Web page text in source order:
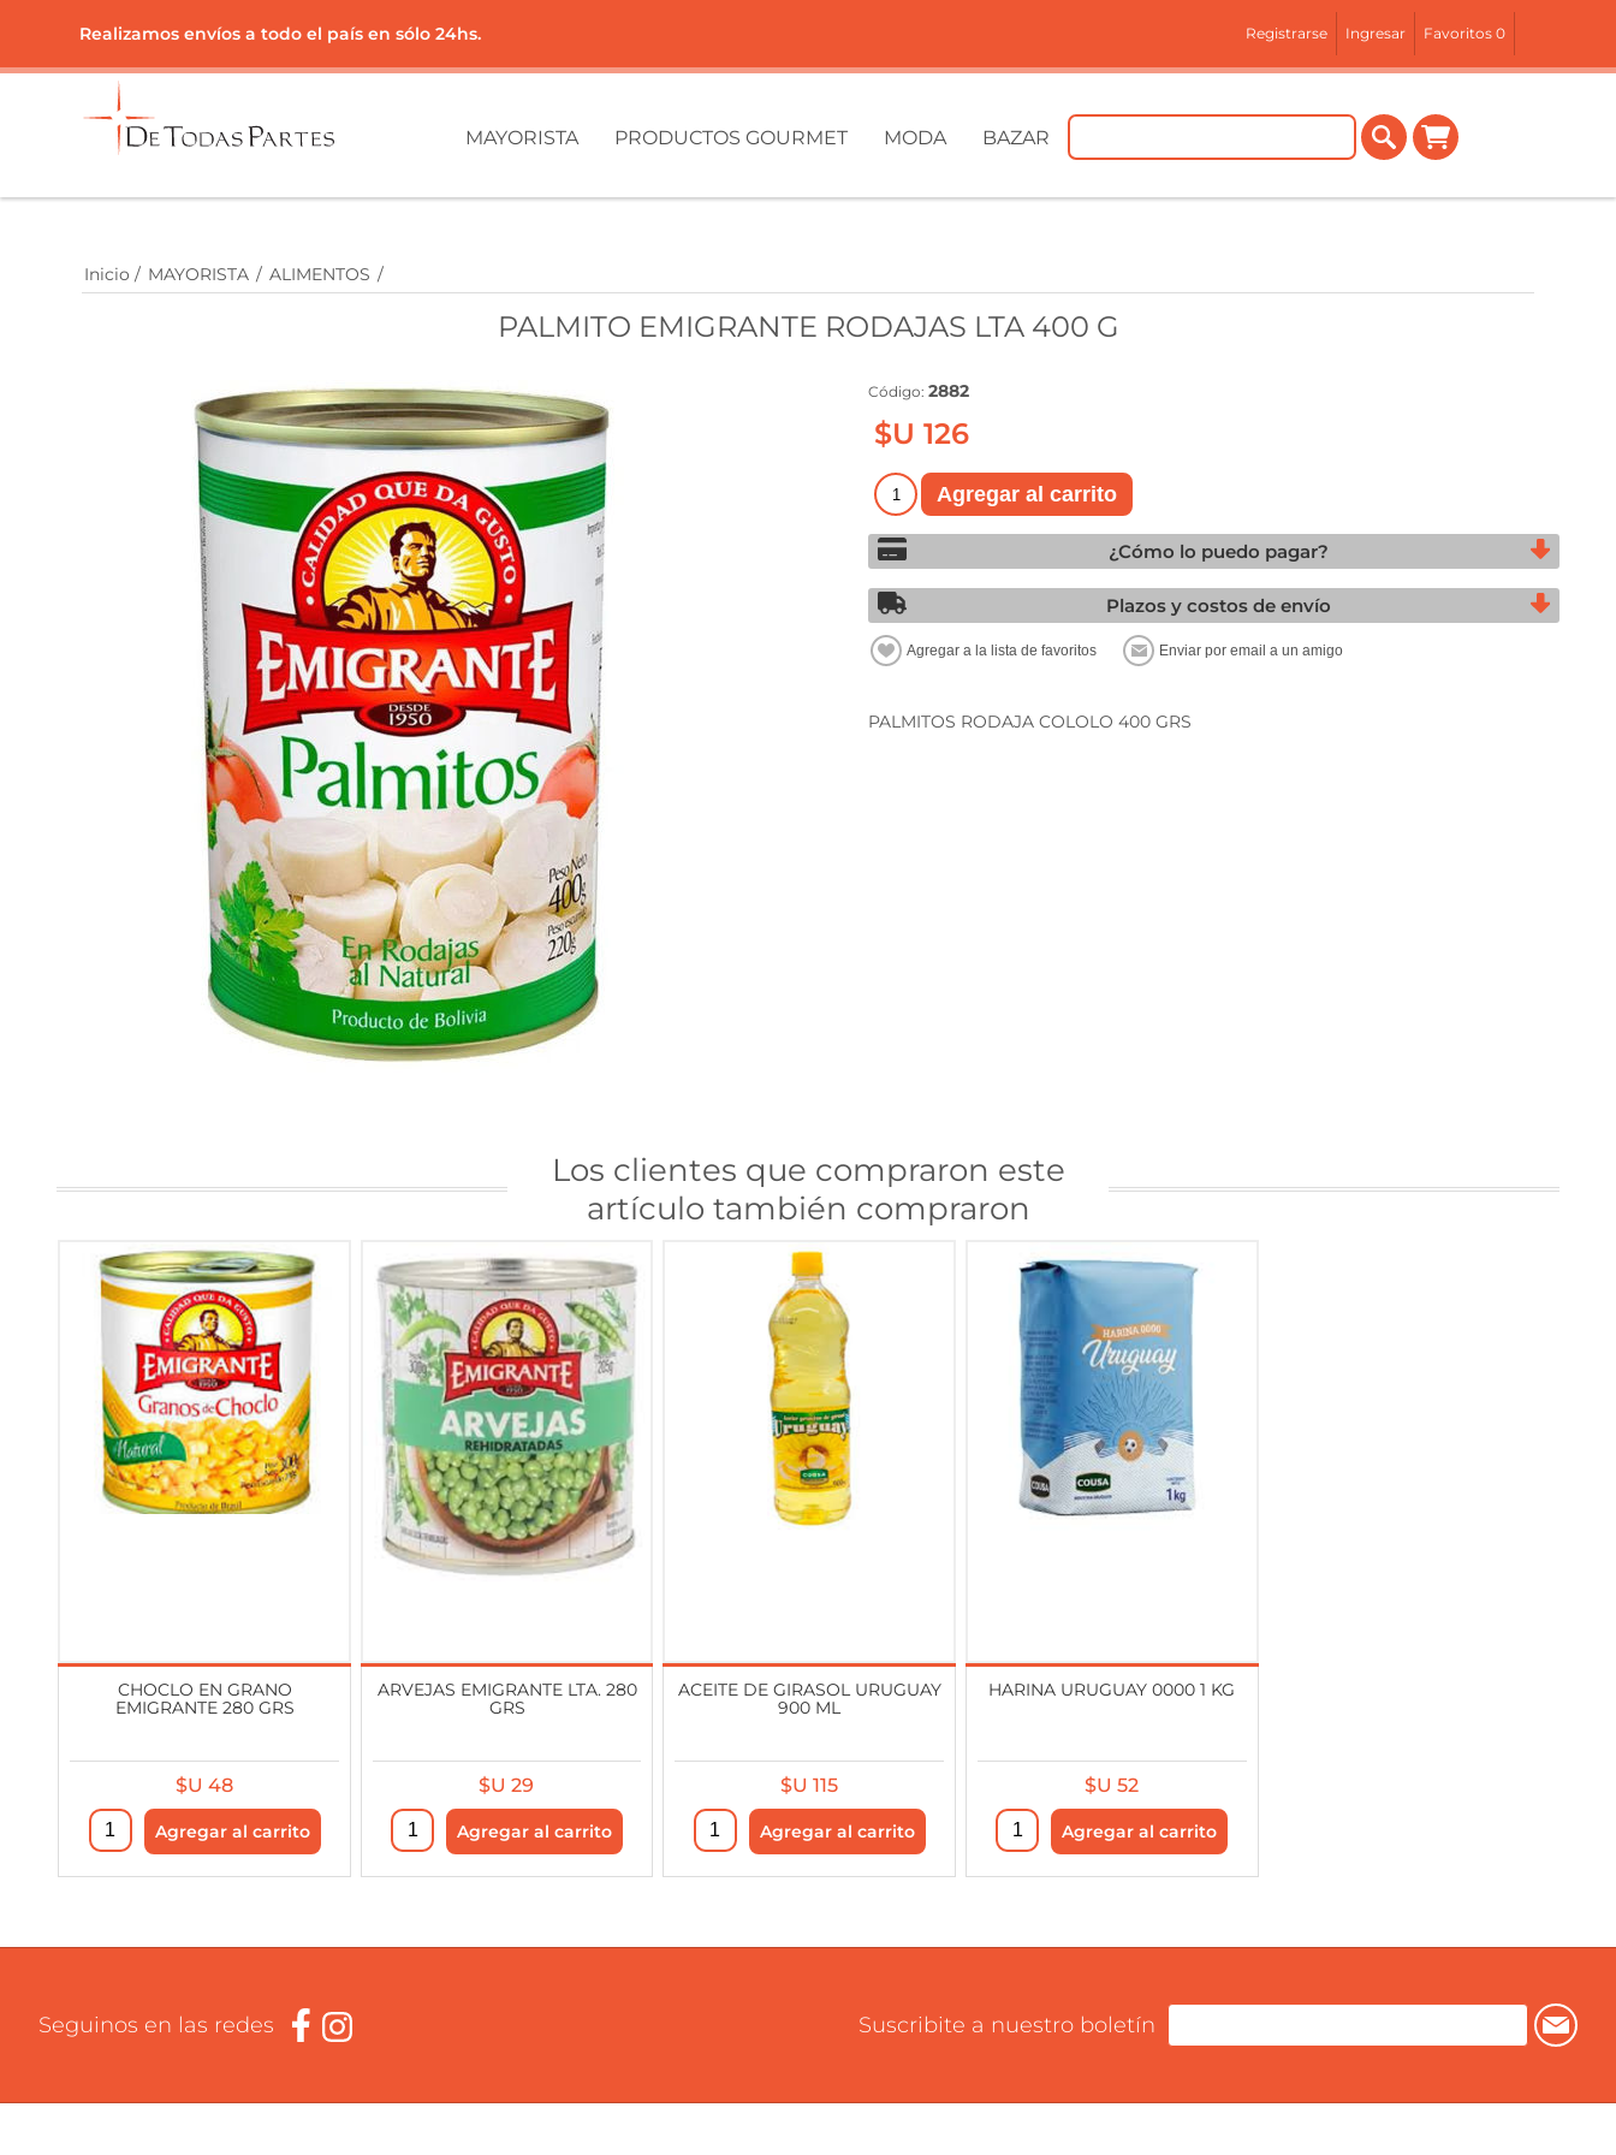
Realizamos envíos a todo el país en sólo 24hs. Registrarse Ingresar Favoritos 0
MAYORISTA PRODUCTOS GOURMET MODA BAZAR
Inicio / MAYORISTA / ALIMENTOS /
PALMITO EMIGRANTE RODAJAS LTA 400 G
Código: 2882
$U 126
¿Cómo lo puedo pagar?
Plazos y costos de envío
PALMITOS RODAJA COLOLO 400 GRS
Los clientes que compraron este
artículo también compraron
CHOCLO EN GRANO
EMIGRANTE 280 GRS
$U 48
ARVEJAS EMIGRANTE LTA. 280
GRS
$U 29
ACEITE DE GIRASOL URUGUAY
900 ML
$U 115
HARINA URUGUAY 0000 1 KG
$U 52
Seguinos en las redes Suscribite a nuestro boletín